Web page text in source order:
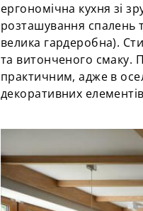
ергономічна кухня зі
розташування спалень
велика гардеробна).
та витонченого смаку.
практичним, адже в
декоративних